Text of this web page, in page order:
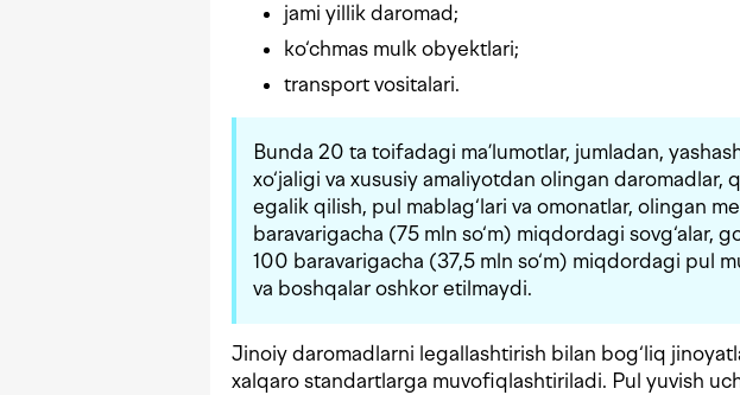
jami yillik daromad;
ko‘chmas mulk obyektlari;
transport vositalari.
Bunda 20 ta toifadagi ma’lumotlar, jumladan,
xo‘jaligi va xususiy amaliyotdan olingan daromadlar,
egalik qilish, pul mablag‘lari va omonatlar, olingan
baravarigacha (75 mln so‘m) miqdordagi sovg‘alar,
100 baravarigacha (37,5 mln so‘m) miqdordagi pul
va boshqalar oshkor etilmaydi.
Jinoiy daromadlarni legallashtirish bilan bog‘liq
xalqaro standartlarga muvofiqlashtiriladi. Pul yuvish